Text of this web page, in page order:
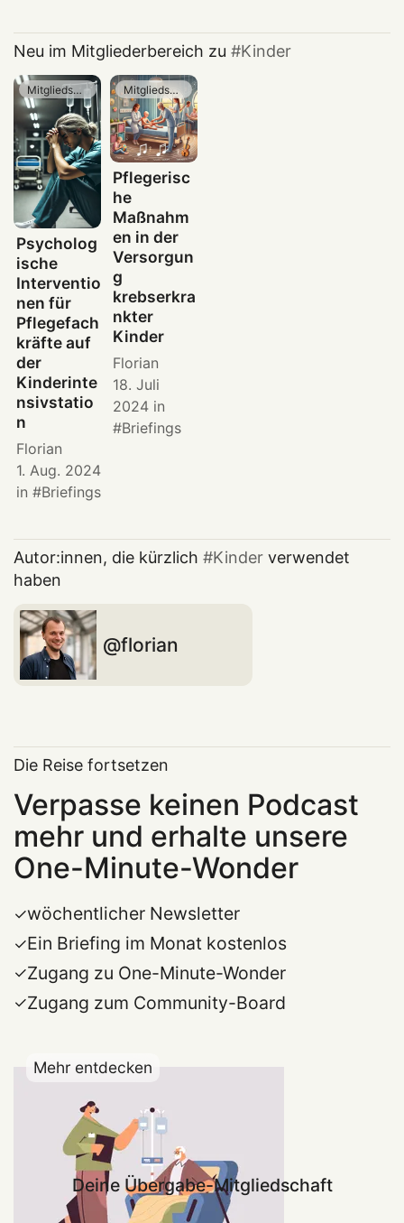
Neu im Mitgliederbereich zu Kinder
Mitgliedschaft
Psycholog
ische
Interventio
nen für
Pflegefach
kräfte auf
der
Kinderinte
nsivstatio
n
Florian
1. Aug. 2024
in Briefings
Mitgliedschaft
Pflegerisc
he
Maßnahm
en in der
Versorgun
g
krebserkra
nkter
Kinder
Florian
18. Juli
2024in
Briefings
Autor:innen, die kürzlich Kinder verwendet
haben
florian
Die Reise fortsetzen
Verpasse keinen Podcast
mehr und erhalte unsere
One-Minute-Wonder
wöchentlicher Newsletter
Ein Briefing im Monat kostenlos
Zugang zu One-Minute-Wonder
Zugang zum Community-Board
Mehr entdecken
Deine Übergabe-Mitgliedschaft